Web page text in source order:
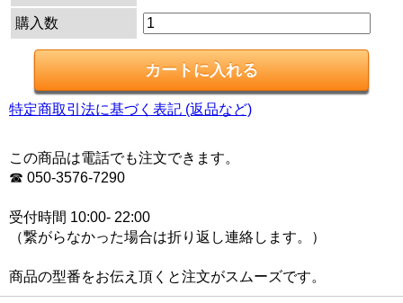
購入数
特定商取引法に基づく表記 (返品など)
この商品は電話でも注文できます。
☎ 050-3576-7290
受付時間 10:00- 22:00
（繋がらなかった場合は折り返し連絡します。）
商品の型番をお伝え頂くと注文がスムーズです。